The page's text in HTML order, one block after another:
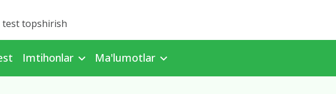
test topshirish
Imtihonlar Ma'lumotlar